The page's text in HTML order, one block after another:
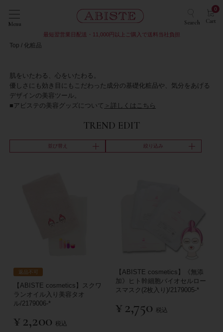
Menu Search Cart
0
最短翌営業日配送・11,000円以上ご購入で送料当社負担
Top 化粧品
肌をいたわる、心をいたわる。
優しさにも効き目にもこだわった成分の基礎化粧品や、気分をあげる
デザインの美容ツール。
■アビステの美容グッズについて ＞詳しくはこちら
TREND EDIT
並び替え 絞り込み
返品不可
【ABISTE cosmetics】スクワ
ランオイル入り美容タオ
ル/2179006-*
¥2,200 税込
【ABISTE cosmetics】《無添
加》ヒト幹細胞バイオセルロー
スマスク(2枚入り)/2179005-*
¥2,750 税込